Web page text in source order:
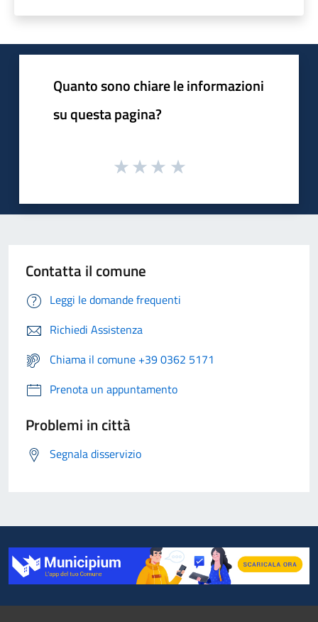
Quanto sono chiare le informazioni
su questa pagina?
Contatta il comune
Leggi le domande frequenti
Richiedi Assistenza
Chiama il comune +39 0362 5171
Prenota un appuntamento
Problemi in città
Segnala disservizio